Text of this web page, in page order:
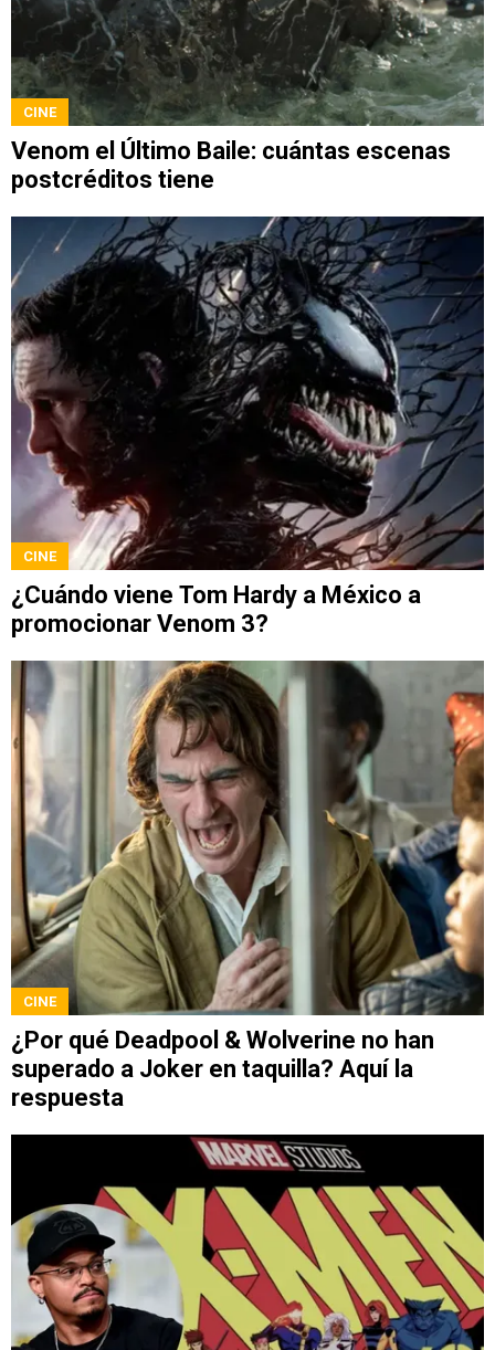
CINE
Venom el Último Baile: cuántas escenas
postcréditos tiene
CINE
¿Cuándo viene Tom Hardy a México a
promocionar Venom 3?
CINE
¿Por qué Deadpool & Wolverine no han
superado a Joker en taquilla? Aquí la
respuesta